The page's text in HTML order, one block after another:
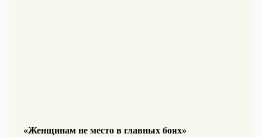
«Женщинам не место в главных боях»